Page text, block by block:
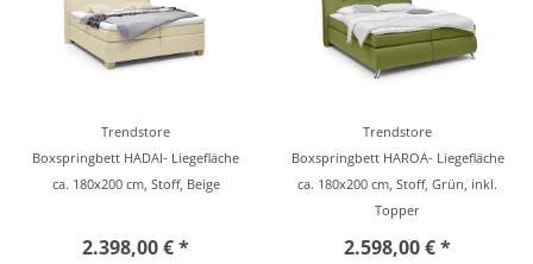
Trendstore
Boxspringbett HADAI- Liegefläche
ca. 180x200 cm, Stoff, Beige
2.398,00 € *
Trendstore
Boxspringbett HAROA- Liegefläche
ca. 180x200 cm, Stoff, Grün, inkl.
Topper
2.598,00 € *